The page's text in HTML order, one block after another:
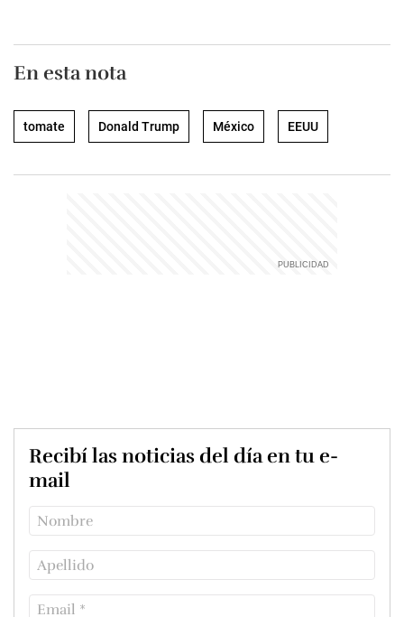
En esta nota
tomate Donald Trump México EEUU
Recibí las noticias del día en tu e-
mail